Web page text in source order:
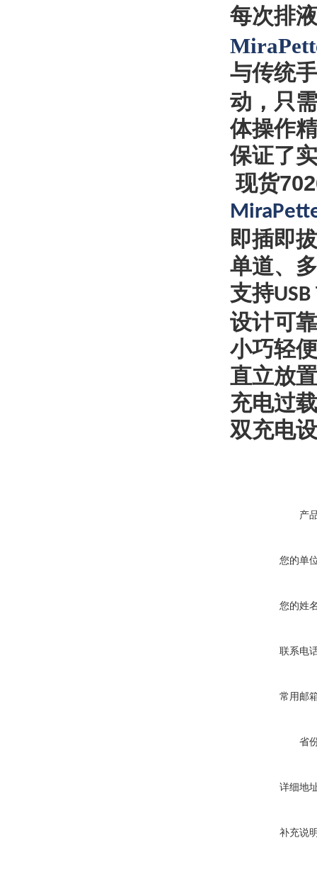
每次排液
与传统
动，只
体操作
保证了
现货
即插即
单道、
支持
设计可
小巧轻
直立放
充电过
双充电
产
您的单
您的姓
联系电
常用邮
省
详细地
补充说